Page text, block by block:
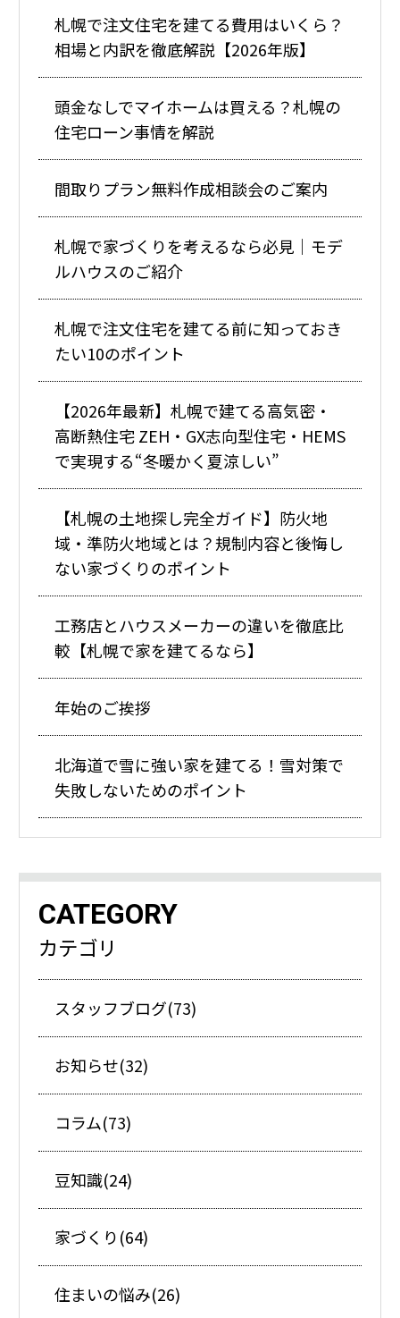
札幌で注文住宅を建てる費用はいくら？
相場と内訳を徹底解説【2026年版】
頭金なしでマイホームは買える？札幌の
住宅ローン事情を解説
間取りプラン無料作成相談会のご案内
札幌で家づくりを考えるなら必見｜モデ
ルハウスのご紹介
札幌で注文住宅を建てる前に知っておき
たい10のポイント
【2026年最新】札幌で建てる高気密・
高断熱住宅 ZEH・GX志向型住宅・HEMS
で実現する“冬暖かく夏涼しい”
【札幌の土地探し完全ガイド】防火地
域・準防火地域とは？規制内容と後悔し
ない家づくりのポイント
工務店とハウスメーカーの違いを徹底比
較【札幌で家を建てるなら】
年始のご挨拶
北海道で雪に強い家を建てる！雪対策で
失敗しないためのポイント
CATEGORY
カテゴリ
スタッフブログ(73)
お知らせ(32)
コラム(73)
豆知識(24)
家づくり(64)
住まいの悩み(26)